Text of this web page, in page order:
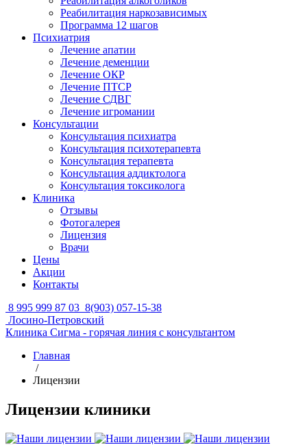
Реабилитация наркозависимых
Программа 12 шагов
Психиатрия
Лечение апатии
Лечение деменции
Лечение ОКР
Лечение ПТСР
Лечение СДВГ
Лечение игромании
Консультации
Консультация психиатра
Консультация психотерапевта
Консультация терапевта
Консультация аддиктолога
Консультация токсиколога
Клиника
Отзывы
Фотогалерея
Лицензия
Врачи
Цены
Акции
Контакты
8 995 999 87 03 8(903) 057-15-38
Лосино-Петровский
Клиника Сигма - горячая линия с консультантом
Главная
/
Лицензии
Лицензии клиники